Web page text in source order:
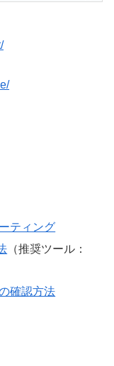
ティング
（推奨ツール：
確認方法